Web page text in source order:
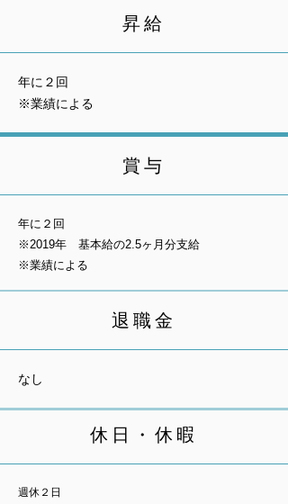
昇給
年に２回
※業績による
休日・休暇
週休２日
賞与
年に２回
※2019年 基本給の2.5ヶ月分支給
※業績による
退職金
なし